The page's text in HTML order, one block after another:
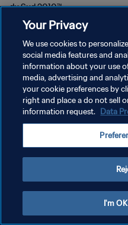
du Sud 2010™.
POLITIQUE DE CONFIDENTIALITÉ
CONDITIONS D'UTILISATION
GÉRER VOS PRÉFÉRENCES SUR
Your Privacy
We use cookies to
social media features and
information about your use
media, advertising and
your cookie preferences by
right and place a do not sell
information request. Data
I'm